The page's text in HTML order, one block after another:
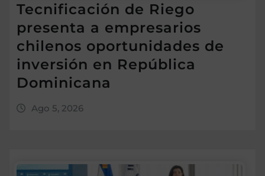
Tecnificación de Riego
presenta a empresarios
chilenos oportunidades de
inversión en República
Dominicana
Ago 5, 2026